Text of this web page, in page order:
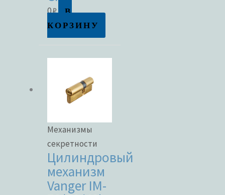
0₽
В
КОРЗИНУ
Механизмы
секретности
Цилиндровый
механизм
Vanger IM-